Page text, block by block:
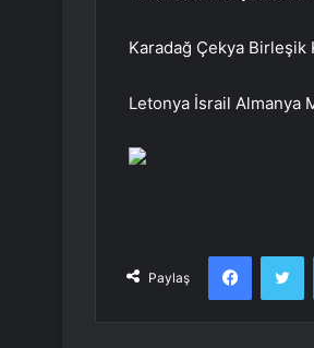
Karadağ Çekya Birleşik
Letonya İsrail Almanya
Paylaş